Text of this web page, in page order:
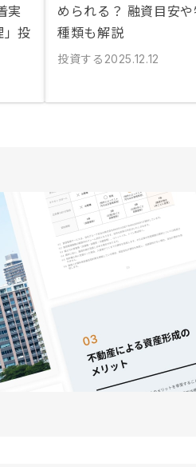
実
」投
められる？ 融資目安
種類も解説
投資する 2025.12.12